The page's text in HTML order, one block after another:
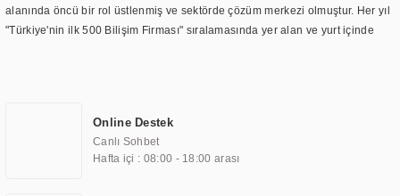
alanında öncü bir rol üstlenmiş ve sektörde çözüm merkezi olmuştur. Her yıl
"Türkiye'nin ilk 500 Bilişim Firması" sıralamasında yer alan ve yurt içinde
TOCHI markası altında kendi ürettiği ürünlerde kullanmıştır. Günümüzde
TOCHI; videowall, digital signage, kiosk, totem, akıllı durak ekranı, araç içi
ekran, asansör ekranı, digital menüboard, marin ekran, medikal ekran,
Online Destek
Canlı Sohbet
Hafta içi : 08:00 - 18:00 arası